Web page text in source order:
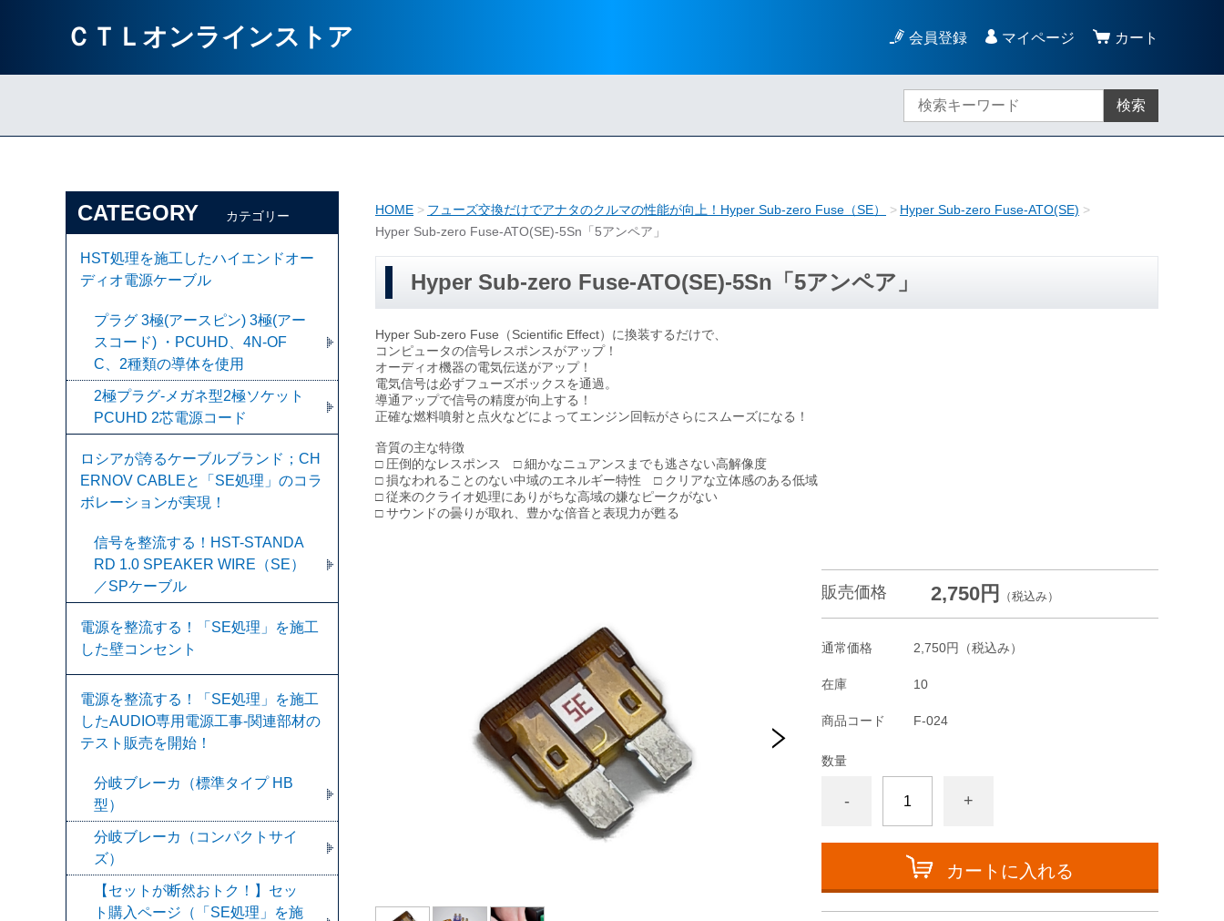
ＣＴＬオンラインストア 会員登録 マイページ カート
検索
HOME フューズ交換だけでアナタのクルマの性能が向上！Hyper Sub-zero Fuse（SE）
Hyper Sub-zero Fuse-ATO(SE)
Hyper Sub-zero Fuse-ATO(SE)-5Sn「5アンペア」
Hyper Sub-zero Fuse-ATO(SE)-5Sn「5アンペア」
Hyper Sub-zero Fuse（Scientific Effect）に換装するだけで、
コンピュータの信号レスポンスがアップ！
オーディオ機器の電気伝送がアップ！
電気信号は必ずフューズボックスを通過。
導通アップで信号の精度が向上する！
正確な燃料噴射と点火などによってエンジン回転がさらにスムーズになる！
音質の主な特徴
□ 圧倒的なレスポンス □ 細かなニュアンスまでも逃さない高解像度
□ 損なわれることのない中域のエネルギー特性 □ クリアな立体感のある低域
□ 従来のクライオ処理にありがちな高域の嫌なピークがない
□ サウンドの曇りが取れ、豊かな倍音と表現力が甦る
販売価格 2,750円 （税込み）
通常価格 2,750円 （税込み）
在庫 10
商品コード F-024
数量
- +
カートに入れる
CATEGORY カテゴリー
HST処理を施工したハイエンドオー
ディオ電源ケーブル
プラグ 3極(アースピン) 3極(アー
スコード) ・PCUHD、4N-OF
C、2種類の導体を使用
2極プラグ-メガネ型2極ソケット
PCUHD 2芯電源コード
ロシアが誇るケーブルブランド；CH
ERNOV CABLEと「SE処理」のコラ
ボレーションが実現！
信号を整流する！HST-STANDA
RD 1.0 SPEAKER WIRE（SE）
／SPケーブル
電源を整流する！「SE処理」を施工
した壁コンセント
電源を整流する！「SE処理」を施工
したAUDIO専用電源工事-関連部材の
テスト販売を開始！
分岐ブレーカ（標準タイプ HB
型）
分岐ブレーカ（コンパクトサイ
ズ）
【セットが断然おトク！】セッ
ト購入ページ（「SE処理」を施